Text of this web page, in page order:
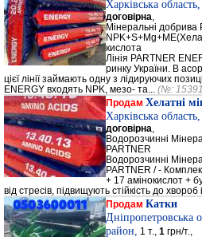
Харківська
договірна
Мінеральні добрива
кислота
Лінія PARTNER
ринку України. В
цієї лінії займають одну з лідируючих
ENERGY входять NPK, мезо- та... (№:
Продам Хелатні
Харківська
договірна
Водорозчинні
PARTNER
Водорозчинні
PARTNER / -
+ 17 амінокислот +
від стресів, підвищують стійкість до хвороб
Продам Катки
Дніпропетровська
район, 1 т., 1 грн/т.,